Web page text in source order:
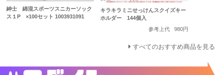
紳士 綿混スポーツスニカーソック
ス１P ×100セット 1003931091
キラキラミニせっけんスクイズキー
ホルダー 144個入
参考上代
980円
すべてのおすすめ商品を見る